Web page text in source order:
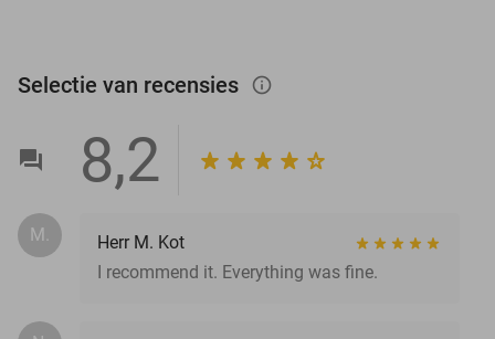
Selectie van recensies info_outlined
8,2
M.
Herr M. Kot
I recommend it. Everything was fine.